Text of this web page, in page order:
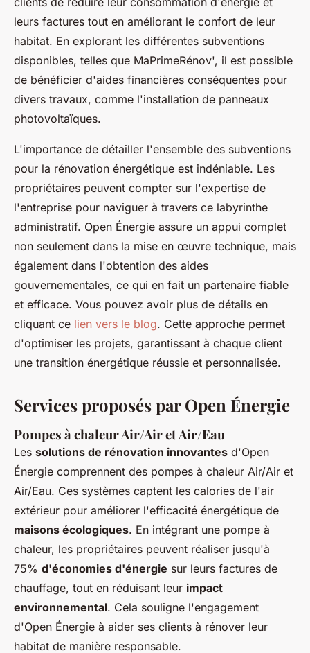
leurs factures tout en améliorant le confort de leur
habitat. En explorant les différentes subventions
disponibles, telles que MaPrimeRénov', il est possible
de bénéficier d'aides financières conséquentes pour
divers travaux, comme l'installation de panneaux
photovoltaïques.
L'importance de détailler l'ensemble des subventions
pour la rénovation énergétique est indéniable. Les
propriétaires peuvent compter sur l'expertise de
l'entreprise pour naviguer à travers ce labyrinthe
administratif. Open Énergie assure un appui complet
non seulement dans la mise en œuvre technique, mais
également dans l'obtention des aides
gouvernementales, ce qui en fait un partenaire fiable
et efficace. Vous pouvez avoir plus de détails en
cliquant ce lien vers le blog. Cette approche permet
d'optimiser les projets, garantissant à chaque client
une transition énergétique réussie et personnalisée.
Services proposés par Open Énergie
Pompes à chaleur Air/Air et Air/Eau
Les solutions de rénovation innovantes d'Open
Énergie comprennent des pompes à chaleur Air/Air et
Air/Eau. Ces systèmes captent les calories de l'air
extérieur pour améliorer l'efficacité énergétique de
maisons écologiques. En intégrant une pompe à
chaleur, les propriétaires peuvent réaliser jusqu'à
75% d'économies d'énergie sur leurs factures de
chauffage, tout en réduisant leur impact
environnemental. Cela souligne l'engagement
d'Open Énergie à aider ses clients à rénover leur
habitat de manière responsable.